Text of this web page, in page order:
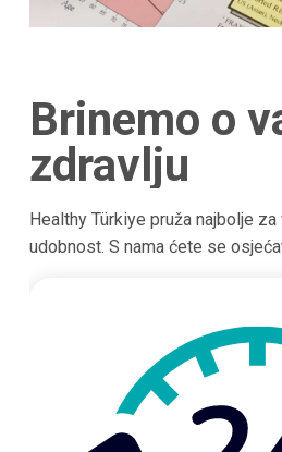
Brinemo o
zdravlju
Healthy Türkiye pruža najbolje
udobnost. S nama ćete se